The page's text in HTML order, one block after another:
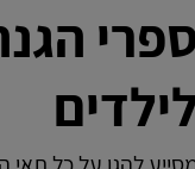
לילדים